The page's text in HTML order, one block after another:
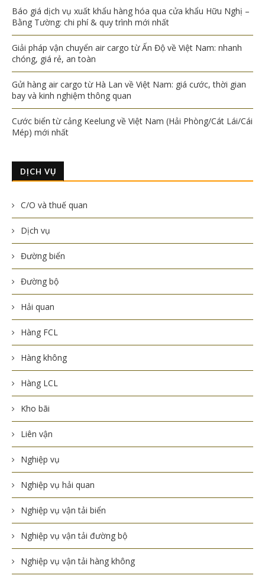
Báo giá dịch vụ xuất khẩu hàng hóa qua cửa khẩu Hữu Nghị –
Bằng Tường: chi phí & quy trình mới nhất
Giải pháp vận chuyển air cargo từ Ấn Độ về Việt Nam: nhanh
chóng, giá rẻ, an toàn
Gửi hàng air cargo từ Hà Lan về Việt Nam: giá cước, thời gian
bay và kinh nghiệm thông quan
Cước biển từ cảng Keelung về Việt Nam (Hải Phòng/Cát Lái/Cái
Mép) mới nhất
DỊCH VỤ
C/O và thuế quan
Dịch vụ
Đường biển
Đường bộ
Hải quan
Hàng FCL
Hàng không
Hàng LCL
Kho bãi
Liên vận
Nghiệp vụ
Nghiệp vụ hải quan
Nghiệp vụ vận tải biển
Nghiệp vụ vận tải đường bộ
Nghiệp vụ vận tải hàng không